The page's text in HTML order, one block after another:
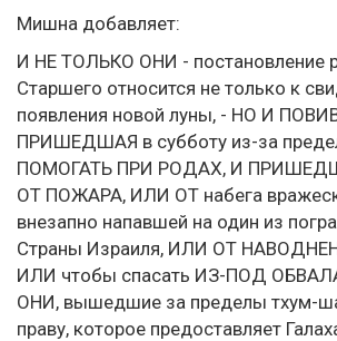
Мишна добавляет:
И НЕ ТОЛЬКО ОНИ - постановление
Старшего относится не только к
появления новой луны, - НО И
ПРИШЕДШАЯ в субботу из-за
ПОМОГАТЬ ПРИ РОДАХ, И
ОТ ПОЖАРА, ИЛИ ОТ набега
внезапно напавшей на один из
Страны Израиля, ИЛИ ОТ
ИЛИ чтобы спасать ИЗ-ПОД
ОНИ, вышедшие за пределы тхум-
праву, которое предоставляет